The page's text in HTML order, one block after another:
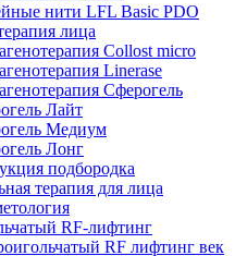
нити LFL Basic PDO
лица
Collost micro
Linerase
Сферогель
Лайт
Медиум
Лонг
подбородка
терапия для лица
RF-лифтинг
RF лифтинг век